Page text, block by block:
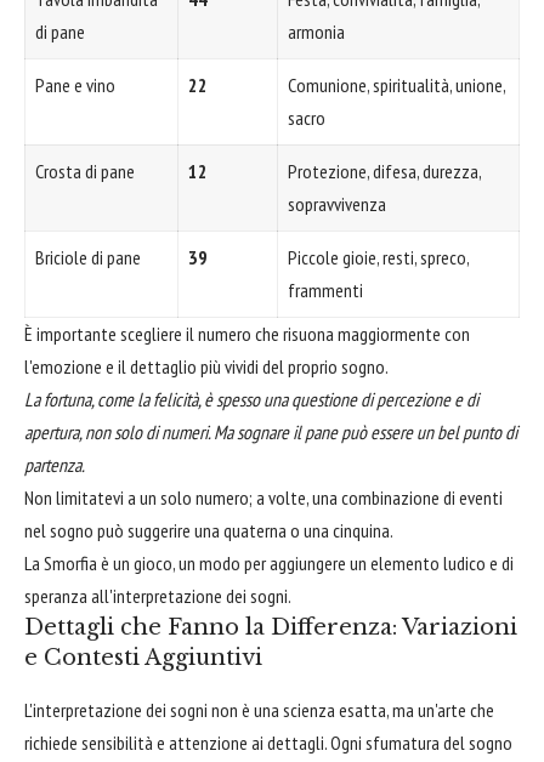
di pane
armonia
Pane e vino 22
Comunione, spiritualità, unione,
sacro
Crosta di pane 12
Protezione, difesa, durezza,
sopravvivenza
Briciole di pane 39
Piccole gioie, resti, spreco,
frammenti
È importante scegliere il numero che risuona maggiormente con
l'emozione e il dettaglio più vividi del proprio sogno.
La fortuna, come la felicità, è spesso una questione di percezione e di
apertura, non solo di numeri. Ma sognare il pane può essere un bel punto di
partenza.
Non limitatevi a un solo numero; a volte, una combinazione di eventi
nel sogno può suggerire una quaterna o una cinquina.
La Smorfia è un gioco, un modo per aggiungere un elemento ludico e di
speranza all'interpretazione dei sogni.
Dettagli che Fanno la Differenza: Variazioni
e Contesti Aggiuntivi
L'interpretazione dei sogni non è una scienza esatta, ma un'arte che
richiede sensibilità e attenzione ai dettagli. Ogni sfumatura del sogno